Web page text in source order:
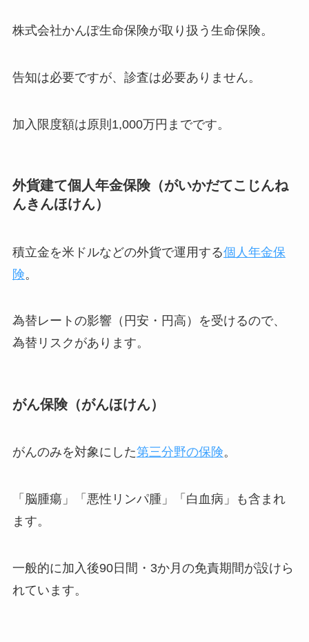
株式会社かんぽ生命保険が取り扱う生命保険。
告知は必要ですが、診査は必要ありません。
加入限度額は原則1,000万円までです。
外貨建て個人年金保険（がいかだてこじんね
んきんほけん）
積立金を米ドルなどの外貨で運用する個人年金保
険。
為替レートの影響（円安・円高）を受けるので、
為替リスクがあります。
がん保険（がんほけん）
がんのみを対象にした第三分野の保険。
「脳腫瘍」「悪性リンパ腫」「白血病」も含まれ
ます。
一般的に加入後90日間・3か月の免責期間が設けら
れています。